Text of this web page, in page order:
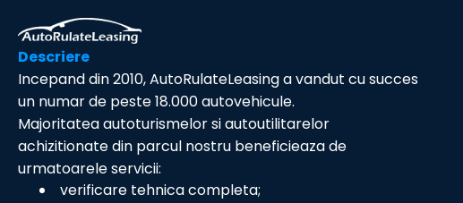
Descriere
Incepand din 2010, AutoRulateLeasing a vandut cu succes
un numar de peste 18.000 autovehicule.
Majoritatea autoturismelor si autoutilitarelor
achizitionate din parcul nostru beneficieaza de
urmatoarele servicii:
verificare tehnica completa;